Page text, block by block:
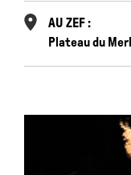
AU ZEF :
Plateau du